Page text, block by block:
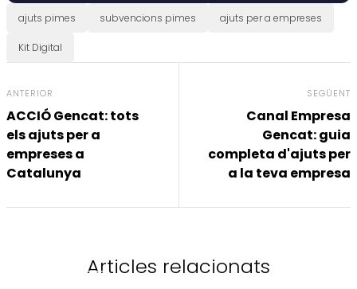
ajuts pimes subvencions pimes ajuts per a empreses
Kit Digital
ANTERIOR
ACCIÓ Gencat: tots
els ajuts per a
empreses a
Catalunya
SEGÜENT
Canal Empresa
Gencat: guia
completa d'ajuts per
a la teva empresa
Articles relacionats
Subvencions